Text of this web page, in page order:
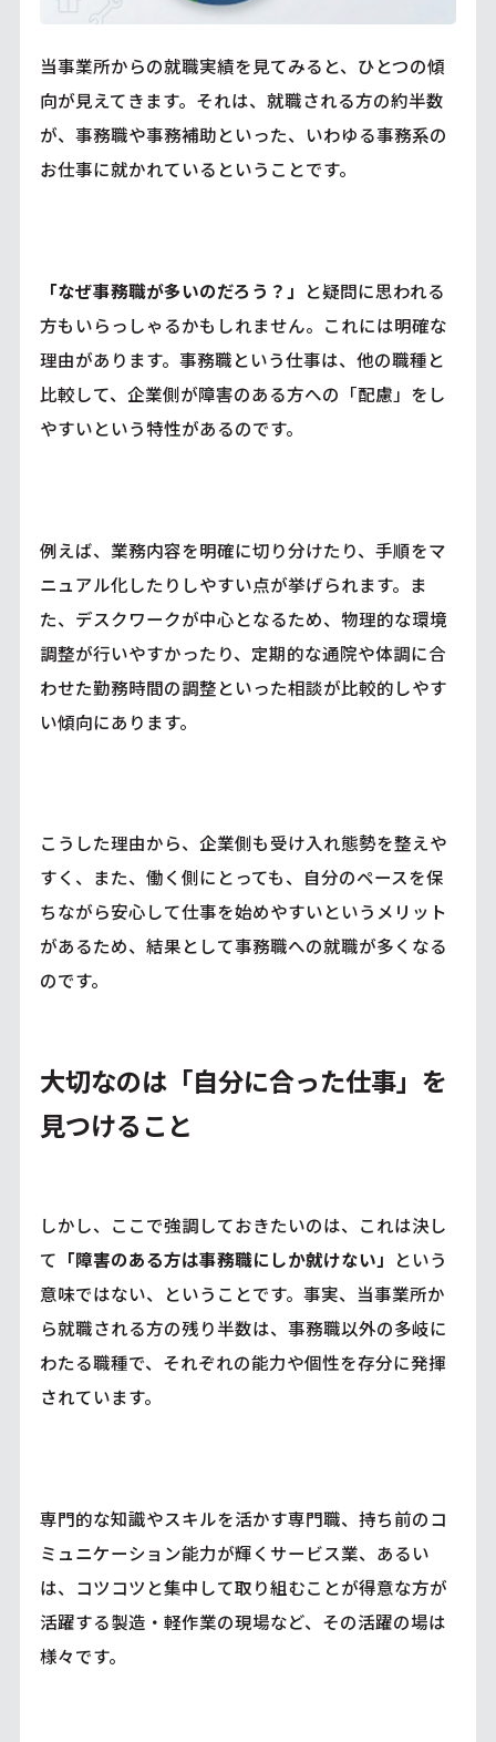
当事業所からの就職実績を見てみると、ひとつの傾
向が見えてきます。それは、就職される方の約半数
が、事務職や事務補助といった、いわゆる事務系の
お仕事に就かれているということです。
「なぜ事務職が多いのだろう？」 と疑問に思われる
方もいらっしゃるかもしれません。これには明確な
理由があります。事務職という仕事は、他の職種と
比較して、企業側が障害のある方への「配慮」をし
やすいという特性があるのです。
例えば、業務内容を明確に切り分けたり、手順をマ
ニュアル化したりしやすい点が挙げられます。ま
た、デスクワークが中心となるため、物理的な環境
調整が行いやすかったり、定期的な通院や体調に合
わせた勤務時間の調整といった相談が比較的しやす
い傾向にあります。
こうした理由から、企業側も受け入れ態勢を整えや
すく、また、働く側にとっても、自分のペースを保
ちながら安心して仕事を始めやすいというメリット
があるため、結果として事務職への就職が多くなる
のです。
大切なのは「自分に合った仕事」を
見つけること
しかし、ここで強調しておきたいのは、これは決し
て 「障害のある方は事務職にしか就けない」 という
意味ではない、ということです。事実、当事業所か
ら就職される方の残り半数は、事務職以外の多岐に
わたる職種で、それぞれの能力や個性を存分に発揮
されています。
専門的な知識やスキルを活かす専門職、持ち前のコ
ミュニケーション能力が輝くサービス業、あるい
は、コツコツと集中して取り組むことが得意な方が
活躍する製造・軽作業の現場など、その活躍の場は
様々です。